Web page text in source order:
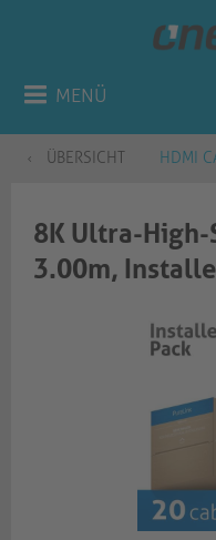
MENÜ
ÜBERSICHT HDMI
8K Ultra-High-
3.00m,